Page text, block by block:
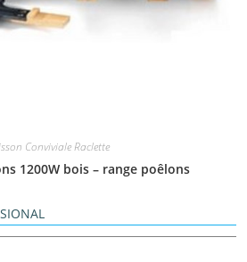
Conviviale Raclette
1200W bois – range poêlons